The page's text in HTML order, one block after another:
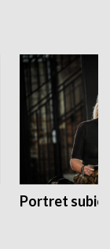
Portret